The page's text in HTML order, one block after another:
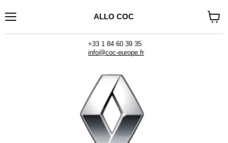
ALLO COC
+33 1 84 60 39 35
info@coc-europe.fr
le